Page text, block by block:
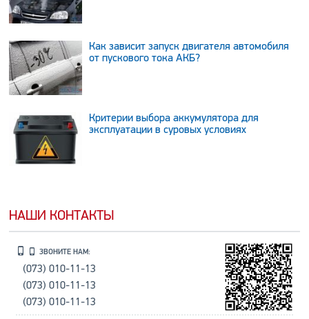
Как зависит запуск двигателя автомобиля
от пускового тока АКБ?
Критерии выбора аккумулятора для
эксплуатации в суровых условиях
НАШИ КОНТАКТЫ
ЗВОНИТЕ НАМ:
(073) 010-11-13
(073) 010-11-13
(073) 010-11-13